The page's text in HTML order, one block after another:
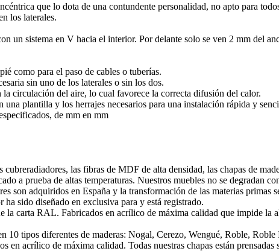
que lo dota de una contundente personalidad, no apto para
los laterales.
un sistema en V hacia el interior. Por delante solo se ven 2 mm del
como para el paso de cables o tuberías.
sin uno de los laterales o sin los dos.
circulación del aire, lo cual favorece la correcta difusión del calor.
plantilla y los herrajes necesarios para una instalación rápida y
de mm en mm
las fibras de MDF de alta densidad, las chapas de
a prueba de altas temperaturas. Nuestros muebles no se degradan
son adquiridos en España y la transformación de las materias primas
sido diseñado en exclusiva para y está registrado.
la carta RAL. Fabricados en acrílico de máxima calidad que impide la
10 tipos diferentes de maderas: Nogal, Cerezo, Wengué, Roble,
en acrílico de máxima calidad. Todas nuestras chapas están